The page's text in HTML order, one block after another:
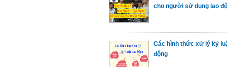
cho người sử dụng lao
Các hình thức xử lý kỷ
động